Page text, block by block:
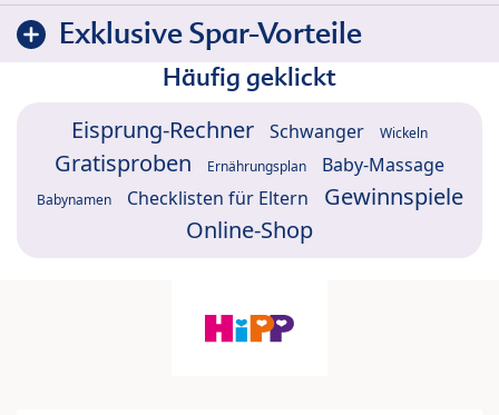
Exklusive Spar-Vorteile
Häufig geklickt
Eisprung-Rechner Schwanger Wickeln
Gratisproben Ernährungsplan Baby-Massage
Babynamen Checklisten für Eltern
Gewinnspiele
Online-Shop